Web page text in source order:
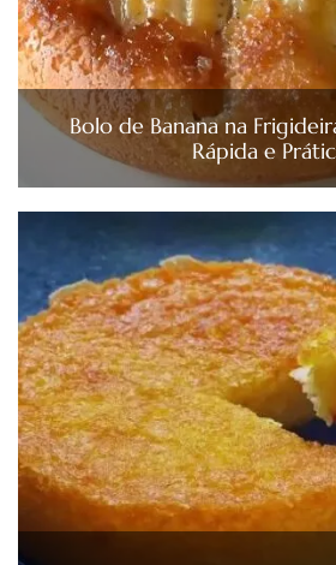
Bolo de Banana na
Rápida e